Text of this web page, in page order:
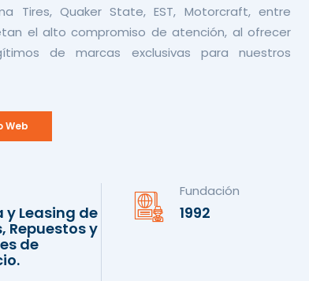
Tires, Quaker State, EST, Motorcraft, entre
el alto compromiso de atención, al ofrecer
de marcas exclusivas para nuestros
Web
y Leasing de
Repuestos y
de
Fundación
1992